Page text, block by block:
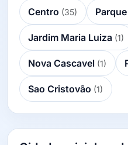
Centro (35)
Jardim Maria Luiza (1)
Nova Cascavel (1)
Sao Cristovão (1)